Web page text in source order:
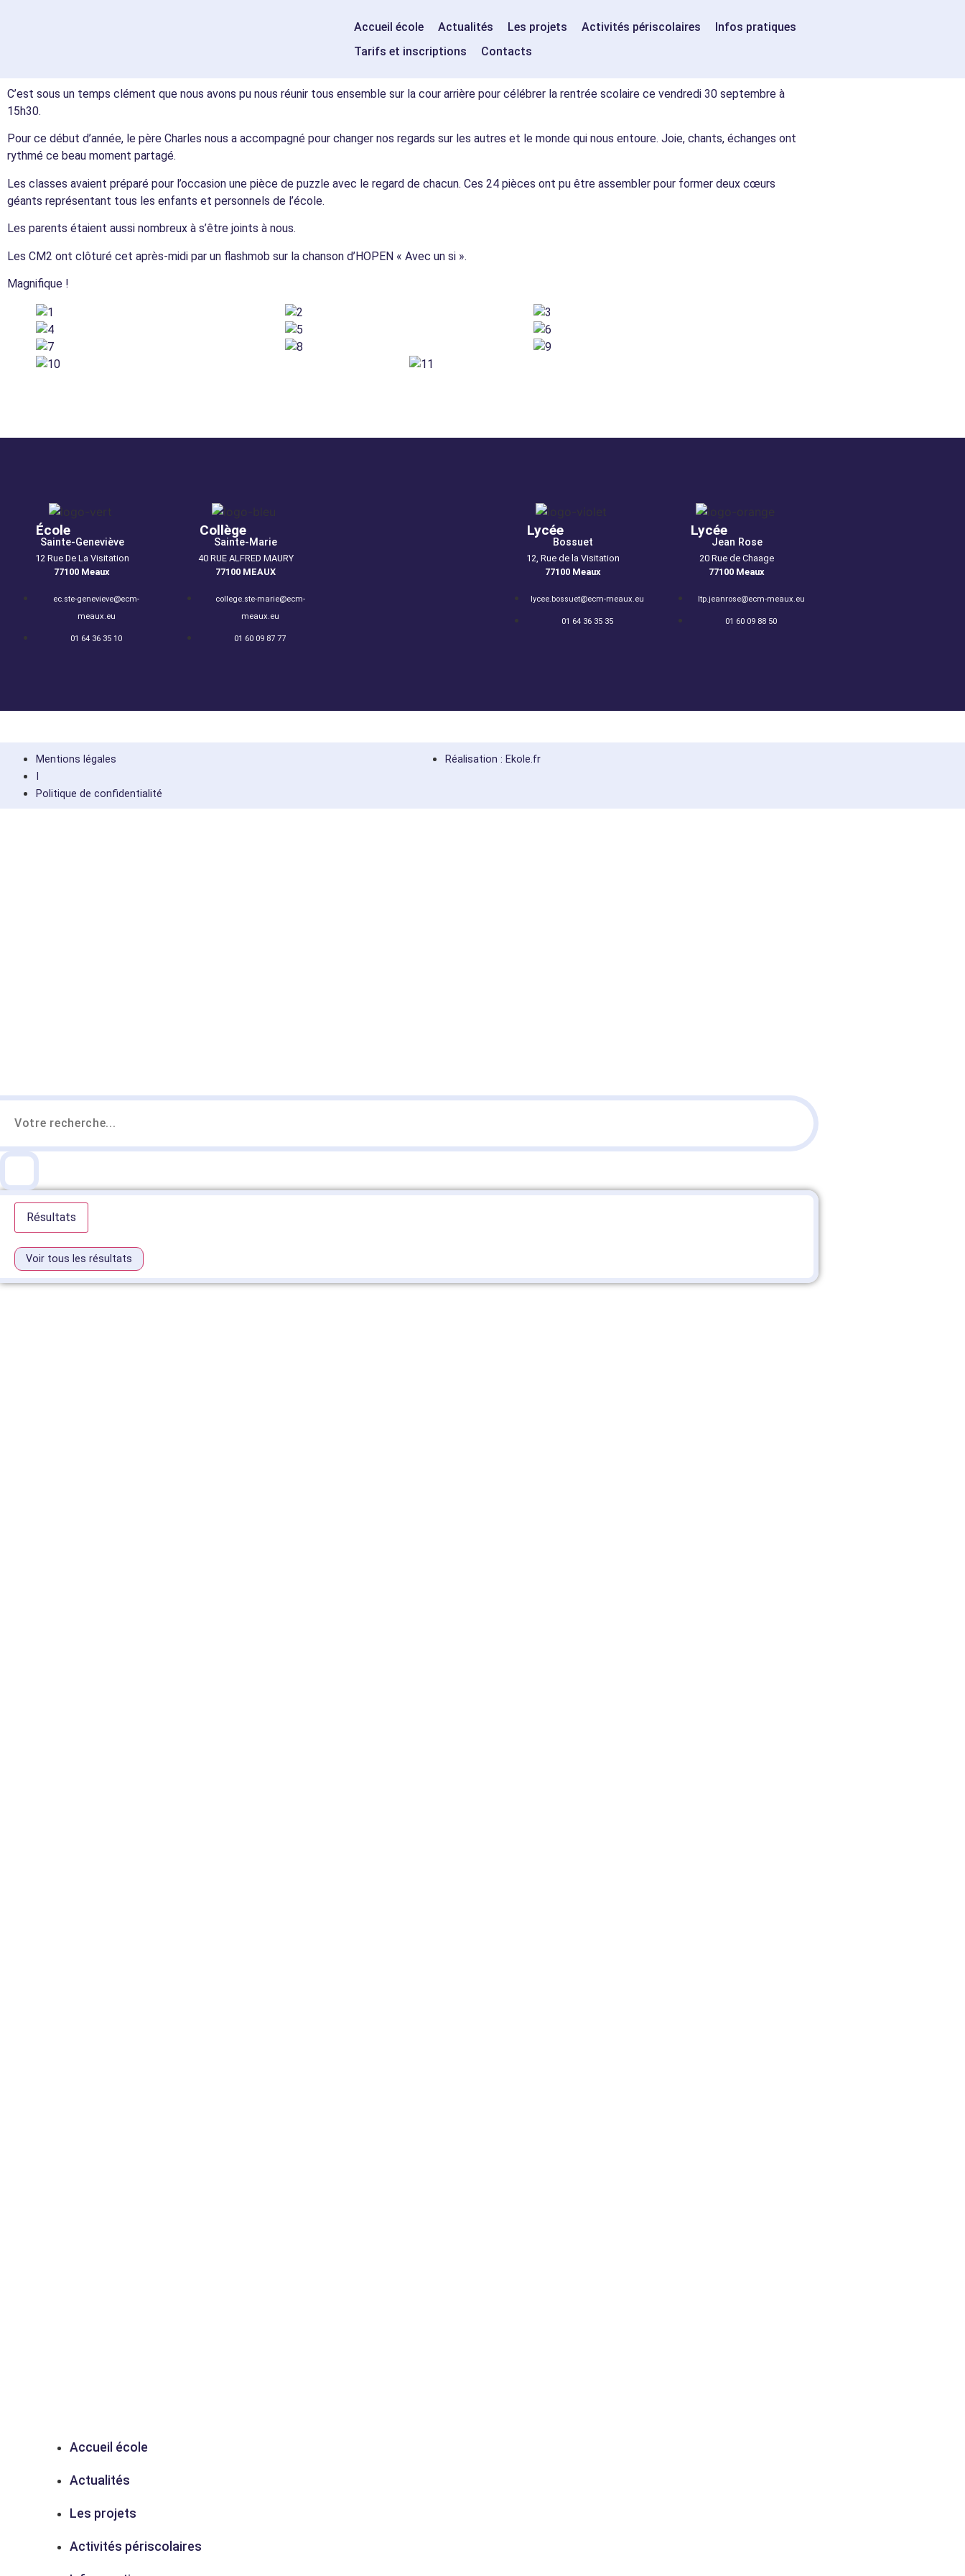
Accueil école Actualités Les projets Activités périscolaires
Infos pratiques
Tarifs et inscriptions
Contacts
C’est sous un temps clément que nous avons pu nous réunir tous ensemble sur la cour arrière pour célébrer la rentrée scolaire ce vendredi 30 septembre à
15h30.
Pour ce début d’année, le père Charles nous a accompagné pour changer nos regards sur les autres et le monde qui nous entoure. Joie, chants, échanges ont
rythmé ce beau moment partagé.
Les classes avaient préparé pour l’occasion une pièce de puzzle avec le regard de chacun. Ces 24 pièces ont pu être assembler pour former deux cœurs
géants représentant tous les enfants et personnels de l’école.
Les parents étaient aussi nombreux à s’être joints à nous.
Les CM2 ont clôturé cet après-midi par un flashmob sur la chanson d’HOPEN « Avec un si ».
Magnifique !
École
Sainte-Geneviève
12 Rue De La Visitation
77100 Meaux
ec.ste-genevieve@ecm-
meaux.eu
01 64 36 35 10
Collège
Sainte-Marie
40 RUE ALFRED MAURY
77100 MEAUX
college.ste-marie@ecm-
meaux.eu
01 60 09 87 77
Lycée
Bossuet
12, Rue de la Visitation
77100 Meaux
lycee.bossuet@ecm-meaux.eu
01 64 36 35 35
Lycée
Jean Rose
20 Rue de Chaage
77100 Meaux
ltp.jeanrose@ecm-meaux.eu
01 60 09 88 50
Mentions légales
Politique de confidentialité
Réalisation : Ekole.fr
Résultats
Voir tous les résultats
Accueil école
Actualités
Les projets
Activités périscolaires